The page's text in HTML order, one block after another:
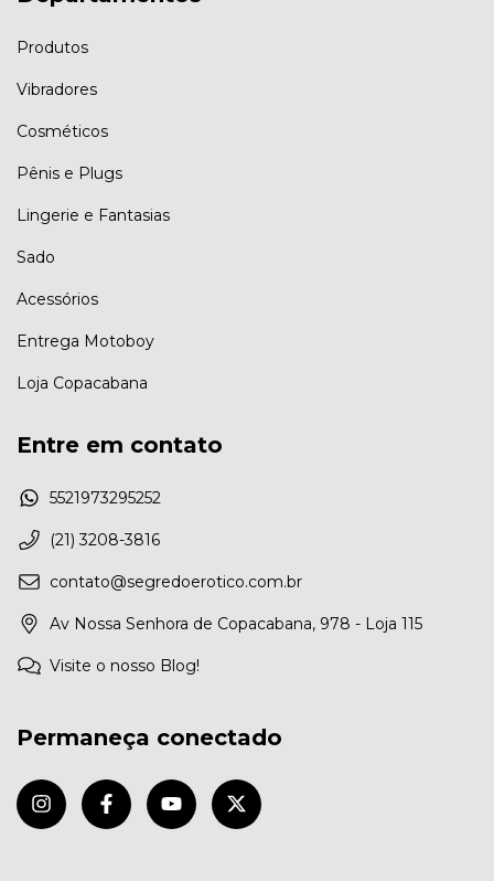
Produtos
Vibradores
Cosméticos
Pênis e Plugs
Lingerie e Fantasias
Sado
Acessórios
Entrega Motoboy
Loja Copacabana
Entre em contato
5521973295252
(21) 3208-3816
contato@segredoerotico.com.br
Av Nossa Senhora de Copacabana, 978 - Loja 115
Visite o nosso Blog!
Permaneça conectado